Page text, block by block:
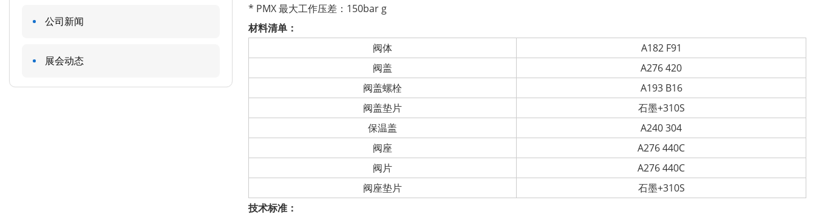
公司新闻
展会动态
* PMX 最大工作压差：150bar g
材料清单：
阀体
A182 F91
阀盖
A276 420
阀盖螺栓
A193 B16
阀盖垫片
石墨+310S
保温盖
A240 304
阀座
A276 440C
阀片
A276 440C
阀座垫片
石墨+310S
技术标准：